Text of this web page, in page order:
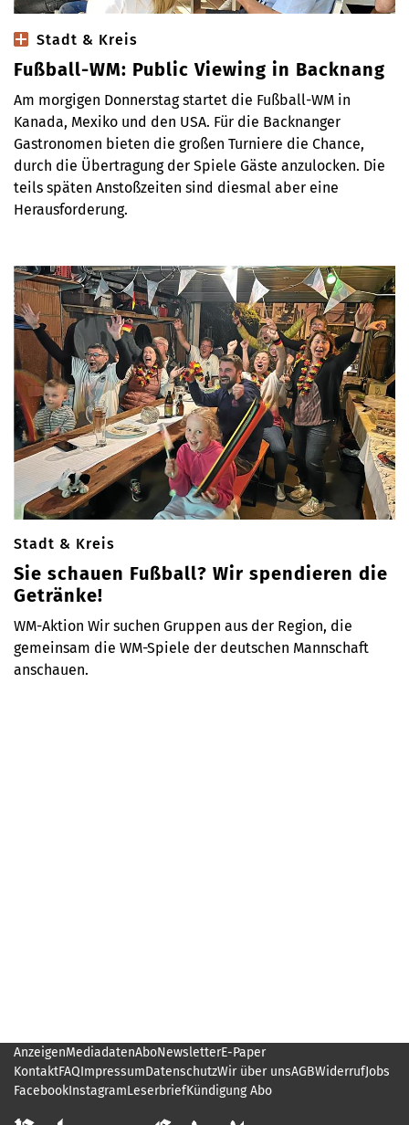
Stadt & Kreis
Fußball-WM: Public Viewing in Backnang
Am morgigen Donnerstag startet die Fußball-WM in
Kanada, Mexiko und den USA. Für die Backnanger
Gastronomen bieten die großen Turniere die Chance,
durch die Übertragung der Spiele Gäste anzulocken. Die
teils späten Anstoßzeiten sind diesmal aber eine
Herausforderung.
Stadt & Kreis
Sie schauen Fußball? Wir spendieren die
Getränke!
WM-Aktion Wir suchen Gruppen aus der Region, die
gemeinsam die WM-Spiele der deutschen Mannschaft
anschauen.
AnzeigenMediadatenAboNewsletterE-Paper
KontaktFAQImpressumDatenschutzWir über unsAGBWiderrufJobs
FacebookInstagramLeserbriefKündigung Abo